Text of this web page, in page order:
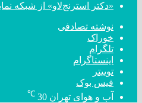
«دکتر استرنج‌لاو» از شبکه
نوشته تصادفی
خوراک
تلگرام
اینستاگرام
توییتر
فیس بوک
آب و هوای تهران 30
℃